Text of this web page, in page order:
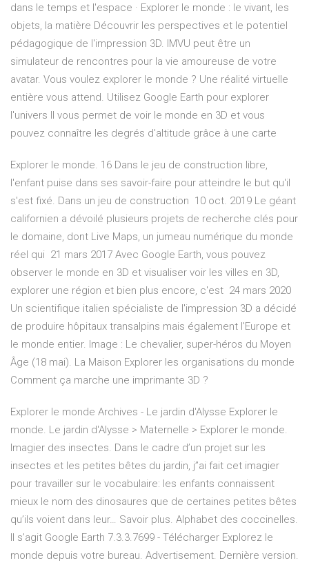
dans le temps et l'espace · Explorer le monde : le vivant, les
objets, la matière Découvrir les perspectives et le potentiel
pédagogique de l'impression 3D. IMVU peut être un
simulateur de rencontres pour la vie amoureuse de votre
avatar. Vous voulez explorer le monde ? Une réalité virtuelle
entière vous attend. Utilisez Google Earth pour explorer
l'univers Il vous permet de voir le monde en 3D et vous
pouvez connaître les degrés d'altitude grâce à une carte
Explorer le monde. 16 Dans le jeu de construction libre,
l'enfant puise dans ses savoir-faire pour atteindre le but qu'il
s'est fixé. Dans un jeu de construction 10 oct. 2019 Le géant
californien a dévoilé plusieurs projets de recherche clés pour
le domaine, dont Live Maps, un jumeau numérique du monde
réel qui 21 mars 2017 Avec Google Earth, vous pouvez
observer le monde en 3D et visualiser voir les villes en 3D,
explorer une région et bien plus encore, c'est 24 mars 2020
Un scientifique italien spécialiste de l'impression 3D a décidé
de produire hôpitaux transalpins mais également l'Europe et
le monde entier. Image : Le chevalier, super-héros du Moyen
Âge (18 mai). La Maison Explorer les organisations du monde
Comment ça marche une imprimante 3D ?
Explorer le monde Archives - Le jardin d'Alysse Explorer le
monde. Le jardin d'Alysse > Maternelle > Explorer le monde.
Imagier des insectes. Dans le cadre d’un projet sur les
insectes et les petites bêtes du jardin, j”ai fait cet imagier
pour travailler sur le vocabulaire: les enfants connaissent
mieux le nom des dinosaures que de certaines petites bêtes
qu’ils voient dans leur… Savoir plus. Alphabet des coccinelles.
Il s’agit Google Earth 7.3.3.7699 - Télécharger Explorez le
monde depuis votre bureau. Advertisement. Dernière version.